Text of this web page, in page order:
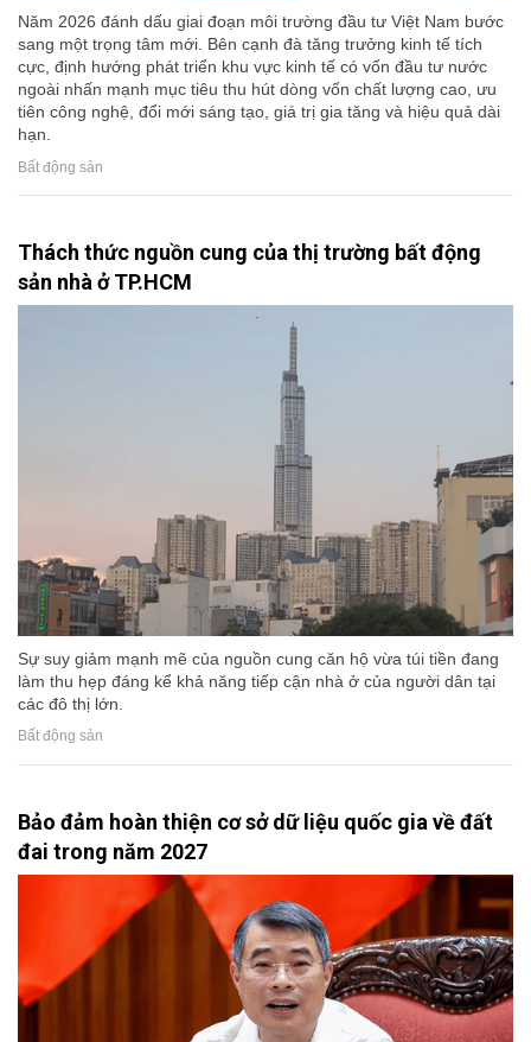
Năm 2026 đánh dấu giai đoạn môi trường đầu tư Việt Nam bước
sang một trọng tâm mới. Bên cạnh đà tăng trưởng kinh tế tích
cực, định hướng phát triển khu vực kinh tế có vốn đầu tư nước
ngoài nhấn mạnh mục tiêu thu hút dòng vốn chất lượng cao, ưu
tiên công nghệ, đổi mới sáng tạo, giá trị gia tăng và hiệu quả dài
hạn.
Bất động sản
Thách thức nguồn cung của thị trường bất động
sản nhà ở TP.HCM
Sự suy giảm mạnh mẽ của nguồn cung căn hộ vừa túi tiền đang
làm thu hẹp đáng kể khả năng tiếp cận nhà ở của người dân tại
các đô thị lớn.
Bất động sản
Bảo đảm hoàn thiện cơ sở dữ liệu quốc gia về đất
đai trong năm 2027